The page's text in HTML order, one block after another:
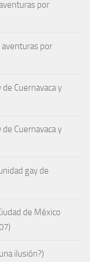
por
aventuras por
Cuernavaca y
Cuernavaca y
gay de
de México
ilusión?)